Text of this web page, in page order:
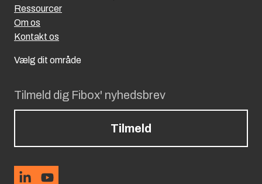
Tilmeld dig Fibox' nyhedsbrev
Tilmeld
Ressourcer
Om os
Kontakt os
Vælg dit område